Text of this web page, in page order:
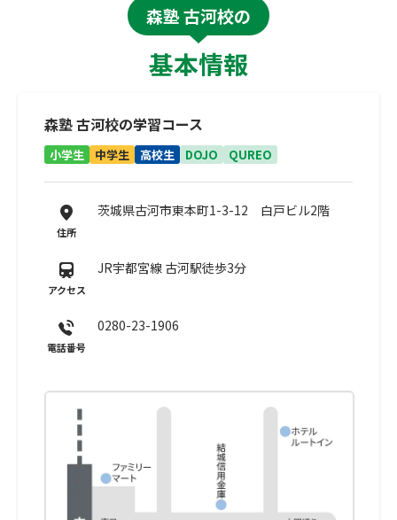
森塾 古河校の
基本情報
森塾 古河校の学習コース
小学生 中学生 高校生 DOJO QUREO
住所
茨城県古河市東本町1-3-12 白戸ビル2階
アクセス
JR宇都宮線 古河駅徒歩3分
電話番号
0280-23-1906